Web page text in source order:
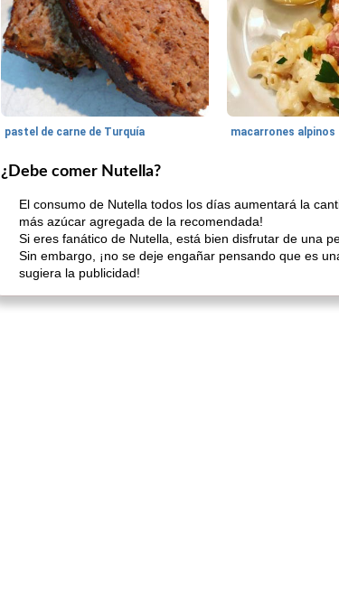
pastel de carne de Turquía macarrones alpinos
¿Debe comer Nutella?
El consumo de Nutella todos los días aumentará la
más azúcar agregada de la recomendada!
Si eres fanático de Nutella, está bien disfrutar de una
Sin embargo, ¡no se deje engañar pensando que es
sugiera la publicidad!